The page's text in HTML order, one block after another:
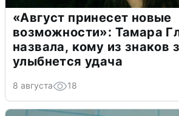
«Август принесет новые
возможности»: Тамара
назвала, кому из знаков
улыбнется удача
8 августа 18